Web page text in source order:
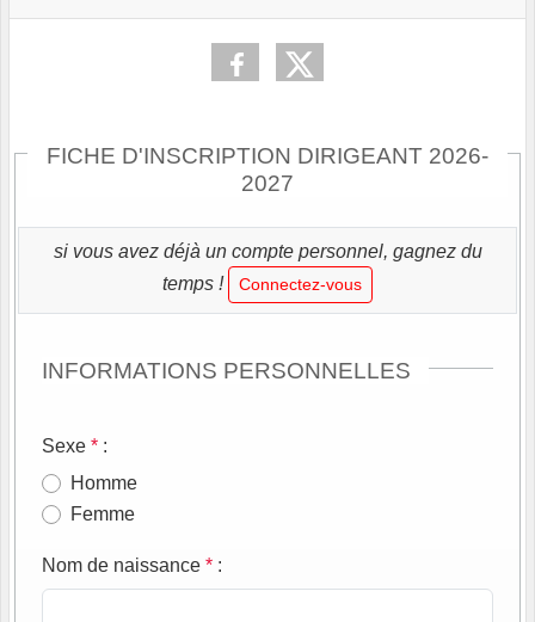
FICHE D'INSCRIPTION DIRIGEANT 2026-
2027
si vous avez déjà un compte personnel, gagnez du
temps !
Connectez-vous
INFORMATIONS PERSONNELLES
Sexe * :
Homme
Femme
Nom de naissance * :